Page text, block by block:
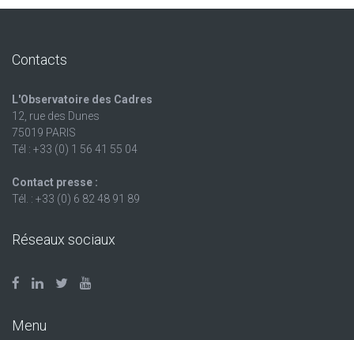
Contacts
L'Observatoire des Cadres
12, rue des Dunes
75019 PARIS
Tél : +33 (0) 1 56 41 55 04
Contact presse :
Tél. : +33 (0) 6 82 48 91 89
Réseaux sociaux
Menu